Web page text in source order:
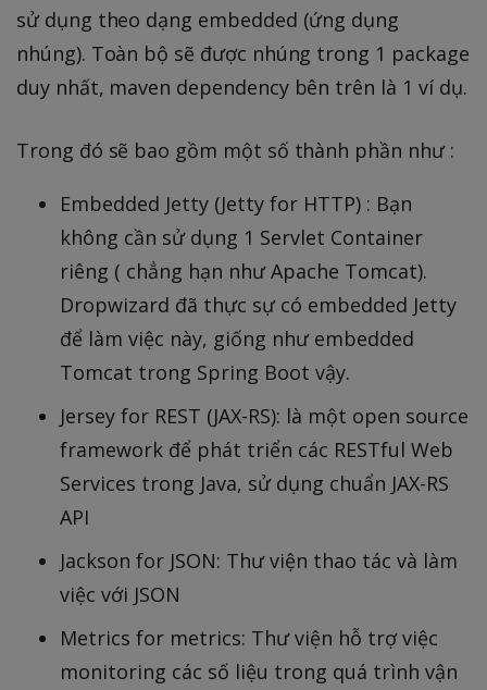
sử dụng theo dạng embedded (ứng dụng
nhúng). Toàn bộ sẽ được nhúng trong 1 package
duy nhất, maven dependency bên trên là 1 ví dụ.
Trong đó sẽ bao gồm một số thành phần như :
Embedded Jetty (Jetty for HTTP) : Bạn
không cần sử dụng 1 Servlet Container
riêng ( chẳng hạn như Apache Tomcat).
Dropwizard đã thực sự có embedded Jetty
để làm việc này, giống như embedded
Tomcat trong Spring Boot vậy.
Jersey for REST (JAX-RS): là một open source
framework để phát triển các RESTful Web
Services trong Java, sử dụng chuẩn JAX-RS
API
Jackson for JSON: Thư viện thao tác và làm
việc với JSON
Metrics for metrics: Thư viện hỗ trợ việc
monitoring các số liệu trong quá trình vận